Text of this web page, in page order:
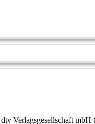
Verlagsgesellschaft